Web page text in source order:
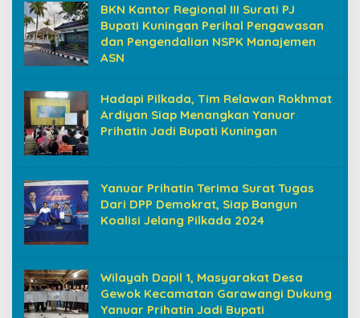
BKN Kantor Regional III Surati PJ
Bupati Kuningan Perihal Pengawasan
dan Pengendalian NSPK Manajemen
ASN
Hadapi Pilkada, Tim Relawan Rokhmat
Ardiyan Siap Menangkan Yanuar
Prihatin Jadi Bupati Kuningan
Yanuar Prihatin Terima Surat Tugas
Dari DPP Demokrat, Siap Bangun
Koalisi Jelang Pilkada 2024
Wilayah Dapil 1, Masyarakat Desa
Gewok Kecamatan Garawangi Dukung
Yanuar Prihatin Jadi Bupati